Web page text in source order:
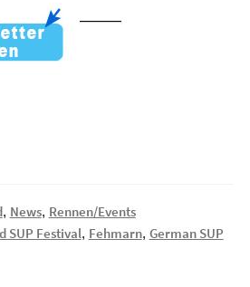
——–
, News, Rennen/Events
SUP Festival, Fehmarn, German SUP